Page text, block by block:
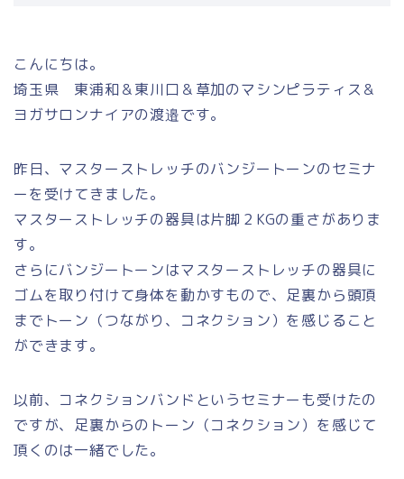
こんにちは。
埼玉県 東浦和＆東川口＆草加のマシンピラティス＆
ヨガサロンナイアの渡邉です。
昨日、マスターストレッチのバンジートーンのセミナ
ーを受けてきました。
マスターストレッチの器具は片脚２KGの重さがありま
す。
さらにバンジートーンはマスターストレッチの器具に
ゴムを取り付けて身体を動かすもので、足裏から頭頂
までトーン（つながり、コネクション）を感じること
ができます。
以前、コネクションバンドというセミナーも受けたの
ですが、足裏からのトーン（コネクション）を感じて
頂くのは一緒でした。